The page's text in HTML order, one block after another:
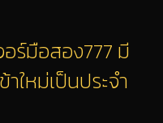
อร์มือสอง777 มี
ใหม่เป็นประจำ